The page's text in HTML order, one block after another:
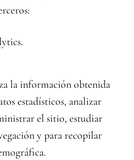
la información obtenida
estadísticos, analizar
el sitio, estudiar
y para recopilar